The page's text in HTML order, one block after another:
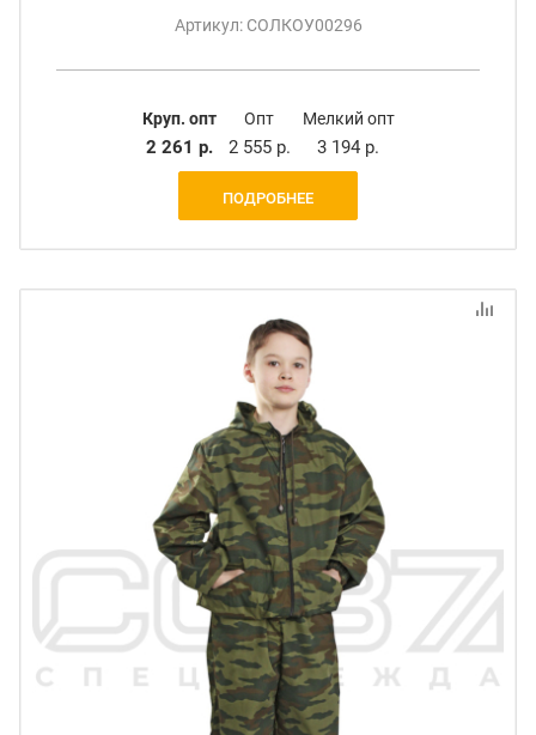
Артикул: СОЛКОУ00296
Круп. опт
2 261 р.
Опт
2 555 р.
Мелкий опт
3 194 р.
ПОДРОБНЕЕ